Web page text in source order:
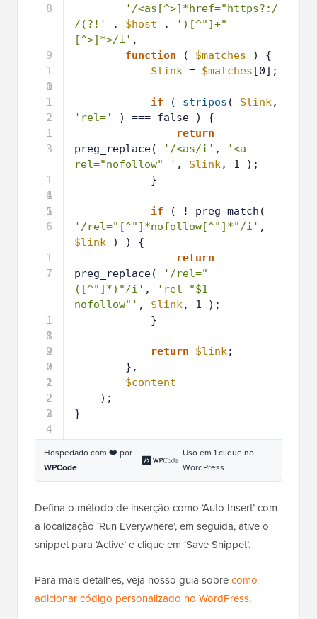
8
9
1
0
1
1
1
2
1
3
1
4
1
5
1
6
1
7
1
8
1
9
2
0
2
1
2
2
2
3
2
4
'/<as[^>]*href="https?:/
/(?!'
. $host .
')[^"]+"
[^>]*>/i' ,
function
( $matches
) {
$link = $matches [0];
if ( stripos ( $link
'rel='
) === false ) {
return
preg_replace(
'/<as/i' ,
'<a
rel="nofollow" ' , $link, 1 );
}
if
'/rel="[^"]*nofollow[^"]*"/i'
$link
) ) {
return
preg_replace(
'/rel="
([^"]*)"/i' ,
'rel="$1
nofollow"' , $link, 1 );
}
return $link;
},
$content
);
}
Hospedado com ❤️ por
WPCode
Uso em 1 clique no
WordPress
Defina o método de inserção como ‘Auto Insert’ com
a localização ‘Run Everywhere’, em seguida, ative o
snippet para ‘Active’ e clique em ‘Save Snippet’.
Para mais detalhes, veja nosso guia sobrecomo
adicionar código personalizado no WordPress.